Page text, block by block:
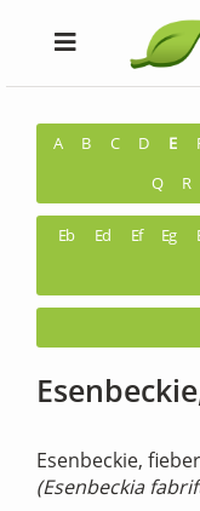
A B C D E
Q
R
Eb Ed Ef Eg
Esenbeckie,
(Esenbeckia